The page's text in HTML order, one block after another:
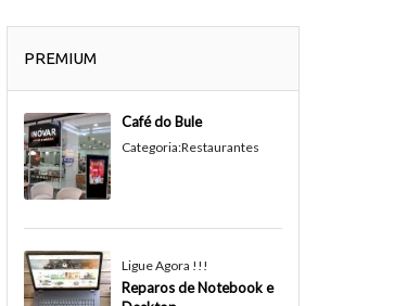
PREMIUM
Café do Bule
Categoria:Restaurantes
Ligue Agora !!!
Reparos de Notebook e